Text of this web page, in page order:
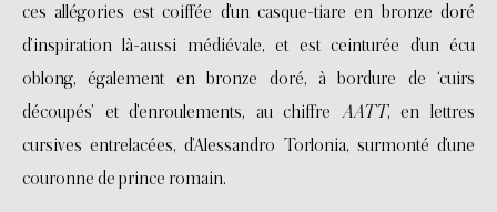
ces allégories est coiffée d’un casque-tiare en bronze doré
d’inspiration là-aussi médiévale, et est ceinturée d’un écu
oblong, également en bronze doré, à bordure de ‘cuirs
découpés’ et d’enroulements, au chiffre AATT, en lettres
cursives entrelacées, d’Alessandro Torlonia, surmonté d’une
couronne de prince romain.